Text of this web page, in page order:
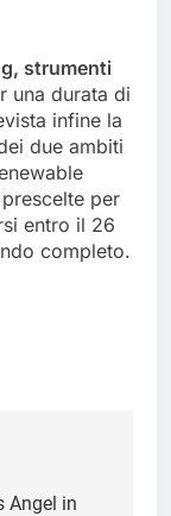
strumenti
una durata di
infine la
due ambiti
per
entro il 26
completo.
Angel in